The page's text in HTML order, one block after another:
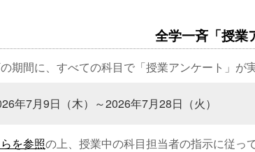
全学一斉「授業
期間に、すべての科目で「授業アンケート」が
年7月9日（木）～2026年7月28日（火）
を参照の上、授業中の科目担当者の指示に従っ